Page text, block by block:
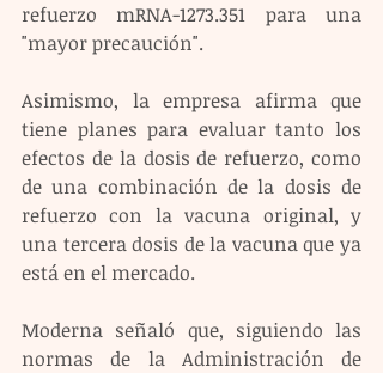
refuerzo mRNA-1273.351 para una
"mayor precaución".
Asimismo, la empresa afirma que
tiene planes para evaluar tanto los
efectos de la dosis de refuerzo, como
de una combinación de la dosis de
refuerzo con la vacuna original, y
una tercera dosis de la vacuna que ya
está en el mercado.
Moderna señaló que, siguiendo las
normas de la Administración de